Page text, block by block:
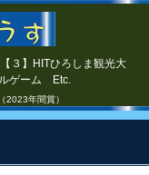
３】HITひろしま観光大
ゲーム Etc.
年間賞）